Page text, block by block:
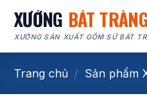
quaXƯỞNG BÁT
XƯỞNG SẢN XUẤT GỐM SỨ BÁT
Trang chủ / Sản phẩm